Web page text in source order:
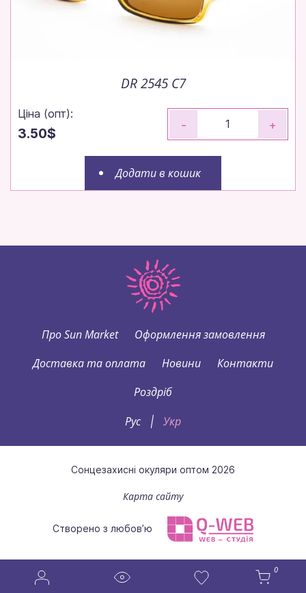
DR 2545 C7
Ціна (опт):
3.50$
- +
Додати в кошик
Про Sun Market
Оформлення замовлення
Доставка та оплата
Новини
Контакти
Роздріб
Рус
| Укр
Сонцезахисні окуляри оптом 2026
Карта сайту
Створено з любов’ю
0